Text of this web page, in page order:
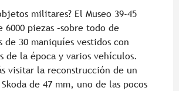
militares? El Museo 39-45
6000 piezas –sobre todo de
de 30 maniquíes vestidos con
de la época y varios vehículos.
visitar la reconstrucción de un
de 47 mm, uno de las pocos